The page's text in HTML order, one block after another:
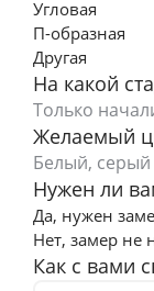
Кухня Квадро
от 30 460 п/м
Посмотреть
Угловая
П-образная
Другая
На какой
Желаемый
Нужен ли
Да, нужен
Нет, замер не
Как с вами